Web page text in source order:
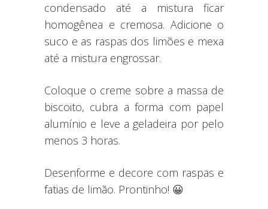
condensado até a mistura ficar
homogênea e cremosa. Adicione o
suco e as raspas dos limões e mexa
até a mistura engrossar.
Coloque o creme sobre a massa de
biscoito, cubra a forma com papel
alumínio e leve a geladeira por pelo
menos 3 horas.
Desenforme e decore com raspas e
fatias de limão. Prontinho! 😀